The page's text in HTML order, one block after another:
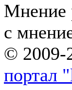
Мнение
с
© 2009-
портал